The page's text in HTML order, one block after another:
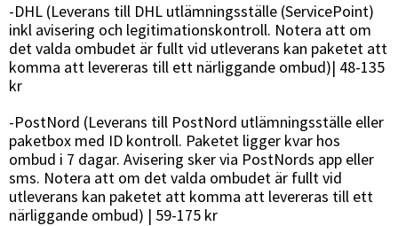
-DHL (Leverans till DHL utlämningsställe (ServicePoint)
inkl avisering och legitimationskontroll. Notera att om
det valda ombudet är fullt vid utleverans kan paketet att
komma att levereras till ett närliggande ombud)| 48-135
kr
-PostNord (Leverans till PostNord utlämningsställe eller
paketbox med ID kontroll. Paketet ligger kvar hos
ombud i 7 dagar. Avisering sker via PostNords app eller
sms. Notera att om det valda ombudet är fullt vid
utleverans kan paketet att komma att levereras till ett
närliggande ombud) | 59-175 kr